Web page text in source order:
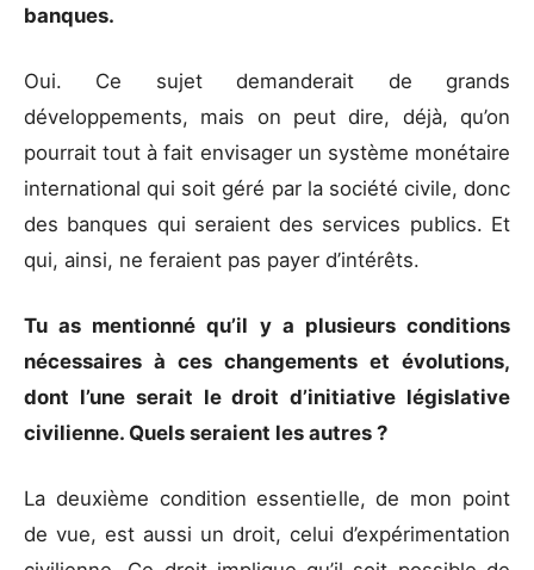
banques.
Oui. Ce sujet demanderait de grands
développements, mais on peut dire, déjà, qu’on
pourrait tout à fait envisager un système monétaire
international qui soit géré par la société civile, donc
des banques qui seraient des services publics. Et
qui, ainsi, ne feraient pas payer d’intérêts.
Tu as mentionné qu’il y a plusieurs conditions
nécessaires à ces changements et évolutions,
dont l’une serait le droit d’initiative législative
civilienne. Quels seraient les autres ?
La deuxième condition essentielle, de mon point
de vue, est aussi un droit, celui d’expérimentation